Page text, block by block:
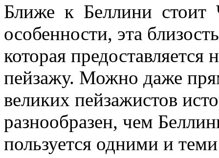
Ближе к Беллини стоит
особенности, эта
которая
пейзажу. Можно даже
великих пейзажистов
разнообразен, чем
пользуется одними и